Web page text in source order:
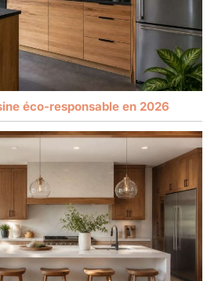
éco-responsable en 2026